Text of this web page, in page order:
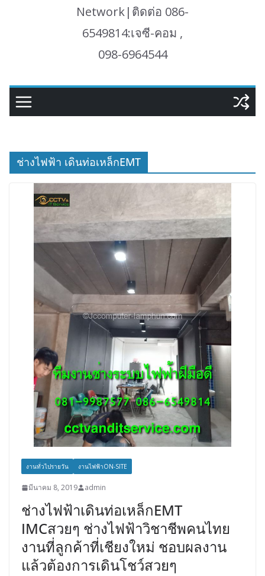
Network|ติดต่อ 086-
6549814:เจซี-คอม ,
098-6964544
ช่างไฟฟ้า เดินท่อเหล็กEMT
งานทั่วไปรายวัน งานไฟฟ้าON-SITE
มีนาคม 8, 2019 admin
ช่างไฟฟ้าเดินท่อเหล็กEMT
IMCสวยๆ ช่างไฟฟ้าวิชาชีพคนไทย
งานที่ลูกค้าที่เชียงใหม่ ชอบผลงาน
แล้วต้องการเดินโชว์สวยๆ